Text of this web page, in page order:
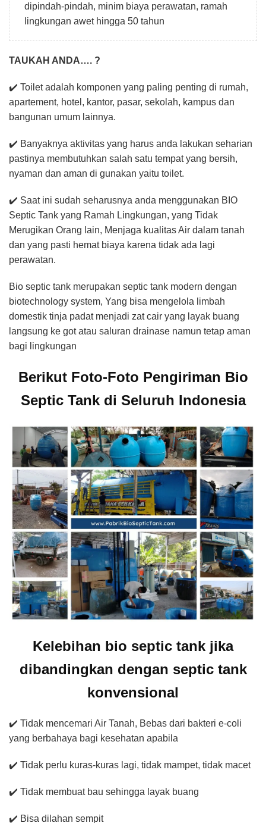
dipindah-pindah, minim biaya perawatan, ramah
lingkungan awet hingga 50 tahun
TAUKAH ANDA…. ?
✔️ Toilet adalah komponen yang paling penting di rumah,
apartement, hotel, kantor, pasar, sekolah, kampus dan
bangunan umum lainnya.
✔️ Banyaknya aktivitas yang harus anda lakukan seharian
pastinya membutuhkan salah satu tempat yang bersih,
nyaman dan aman di gunakan yaitu toilet.
✔️ Saat ini sudah seharusnya anda menggunakan BIO
Septic Tank yang Ramah Lingkungan, yang Tidak
Merugikan Orang lain, Menjaga kualitas Air dalam tanah
dan yang pasti hemat biaya karena tidak ada lagi
perawatan.
Bio septic tank merupakan septic tank modern dengan
biotechnology system, Yang bisa mengelola limbah
domestik tinja padat menjadi zat cair yang layak buang
langsung ke got atau saluran drainase namun tetap aman
bagi lingkungan
Berikut Foto-Foto Pengiriman Bio
Septic Tank di Seluruh Indonesia
Kelebihan bio septic tank jika
dibandingkan dengan septic tank
konvensional
✔️ Tidak mencemari Air Tanah, Bebas dari bakteri e-coli
yang berbahaya bagi kesehatan apabila
✔️ Tidak perlu kuras-kuras lagi, tidak mampet, tidak macet
✔️ Tidak membuat bau sehingga layak buang
✔️ Bisa dilahan sempit